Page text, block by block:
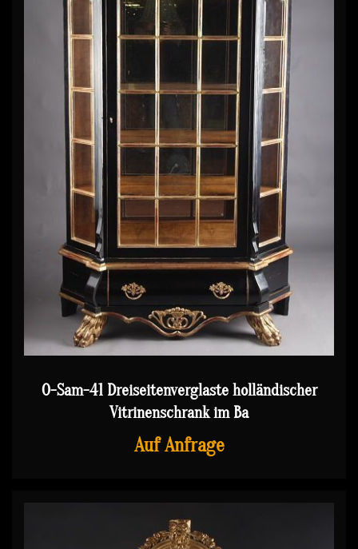
O-Sam-41 Dreiseitenverglaste holländischer
Vitrinenschrank im Ba
Auf Anfrage